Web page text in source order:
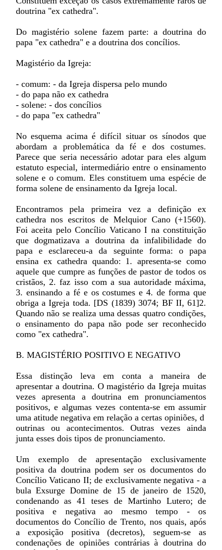
doutrina "ex cathedra".
Do magistério solene fazem parte: a doutrina do
papa "ex cathedra" e a doutrina dos concílios.
Magistério da Igreja:
- comum: - da Igreja dispersa pelo mundo
- do papa não ex cathedra
- solene: - dos concílios
- do papa "ex cathedra"
No esquema acima é difícil situar os sínodos que
abordam a problemática da fé e dos costumes.
Parece que seria necessário adotar para eles algum
estatuto especial, intermediário entre o ensinamento
solene e o comum. Eles constituem uma espécie de
forma solene de ensinamento da Igreja local.
Encontramos pela primeira vez a definição ex
cathedra nos escritos de Melquior Cano (+1560).
Foi aceita pelo Concílio Vaticano I na constituição
que dogmatizava a doutrina da infalibilidade do
papa e esclareceu-a da seguinte forma: o papa
ensina ex cathedra quando: 1. apresenta-se como
aquele que cumpre as funções de pastor de todos os
cristãos, 2. faz isso com a sua autoridade máxima,
3. ensinando a fé e os costumes e 4. de forma que
obriga a Igreja toda. [DS (1839) 3074; BF II, 61]2.
Quando não se realiza uma dessas quatro condições,
o ensinamento do papa não pode ser reconhecido
como "ex cathedra".
B. MAGISTÉRIO POSITIVO E NEGATIVO
Essa distinção leva em conta a maneira de
apresentar a doutrina. O magistério da Igreja muitas
vezes apresenta a doutrina em pronunciamentos
positivos, e algumas vezes contenta-se em assumir
uma atitude negativa em relação a certas opiniões, d
outrinas ou acontecimentos. Outras vezes ainda
junta esses dois tipos de pronunciamento.
Um exemplo de apresentação exclusivamente
positiva da doutrina podem ser os documentos do
Concílio Vaticano II; de exclusivamente negativa - a
bula Exsurge Domine de 15 de janeiro de 1520,
condenando as 41 teses de Martinho Lutero; de
positiva e negativa ao mesmo tempo - os
documentos do Concílio de Trento, nos quais, após
a exposição positiva (decretos), seguem-se as
condenações de opiniões contrárias à doutrina do